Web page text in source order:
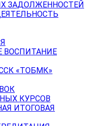
ЗАДОЛЖЕННОСТЕЙ
ВОСПИТАНИЕ
«ТОБМК»
КУРСОВ
ИТОГОВАЯ